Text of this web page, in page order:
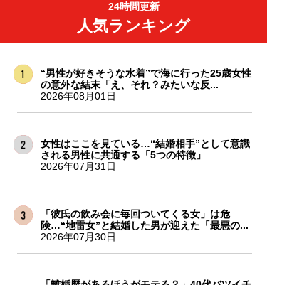
24時間更新
人気ランキング
“男性が好きそうな水着”で海に行った25歳女性
の意外な結末「え、それ？みたいな反...
2026年08月01日
女性はここを見ている…“結婚相手”として意識
される男性に共通する「5つの特徴」
2026年07月31日
「彼氏の飲み会に毎回ついてくる女」は危
険…“地雷女”と結婚した男が迎えた「最悪の...
2026年07月30日